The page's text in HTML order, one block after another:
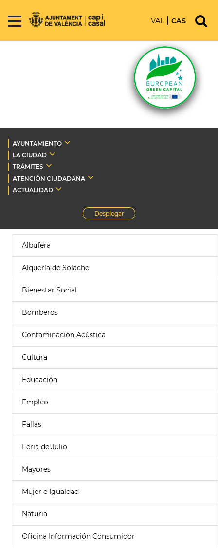
VAL CAS
AYUNTAMIENTO
LA CIUDAD
TRÁMITES
ATENCIÓN CIUDADANA
ACTUALIDAD
Desplegar
Albufera
Alquería de Solache
Bienestar Social
Bomberos
Contaminación Acústica
Cultura
Educación
Empleo
Fallas
Feria de Julio
Mayores
Mujer e Igualdad
Naturia
Oficina Información Consumidor